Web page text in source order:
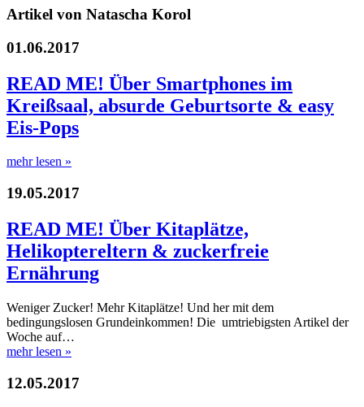
Artikel von Natascha Korol
01.06.2017
READ ME! Über Smartphones im
Kreißsaal, absurde Geburtsorte & easy
Eis-Pops
mehr lesen »
19.05.2017
READ ME! Über Kitaplätze,
Helikoptereltern & zuckerfreie
Ernährung
Weniger Zucker! Mehr Kitaplätze! Und her mit dem
bedingungslosen Grundeinkommen! Die umtriebigsten Artikel der
Woche auf…
mehr lesen »
12.05.2017